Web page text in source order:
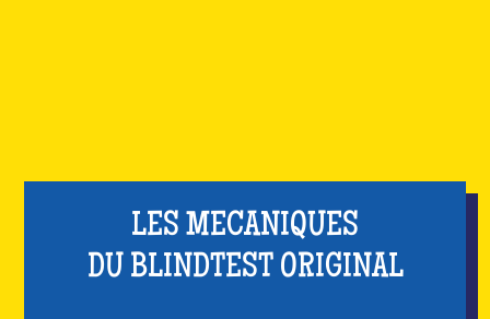
LES MECANIQUES
DU BLINDTEST ORIGINAL